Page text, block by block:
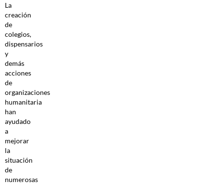
La
creación
de
colegios,
dispensarios
y
demás
acciones
de
organizaciones
humanitaria
han
ayudado
a
mejorar
la
situación
de
numerosas